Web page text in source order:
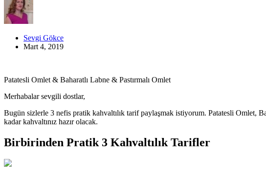
Sevgi Gökce
Mart 4, 2019
Patatesli Omlet & Baharatlı Labne & Pastırmalı Omlet
Merhabalar sevgili dostlar,
Bugün sizlerle 3 nefis pratik kahvaltılık tarif paylaşmak istiyorum. Patatesli Omlet,
kadar kahvaltınız hazır olacak.
Birbirinden Pratik 3 Kahvaltılık Tarifler